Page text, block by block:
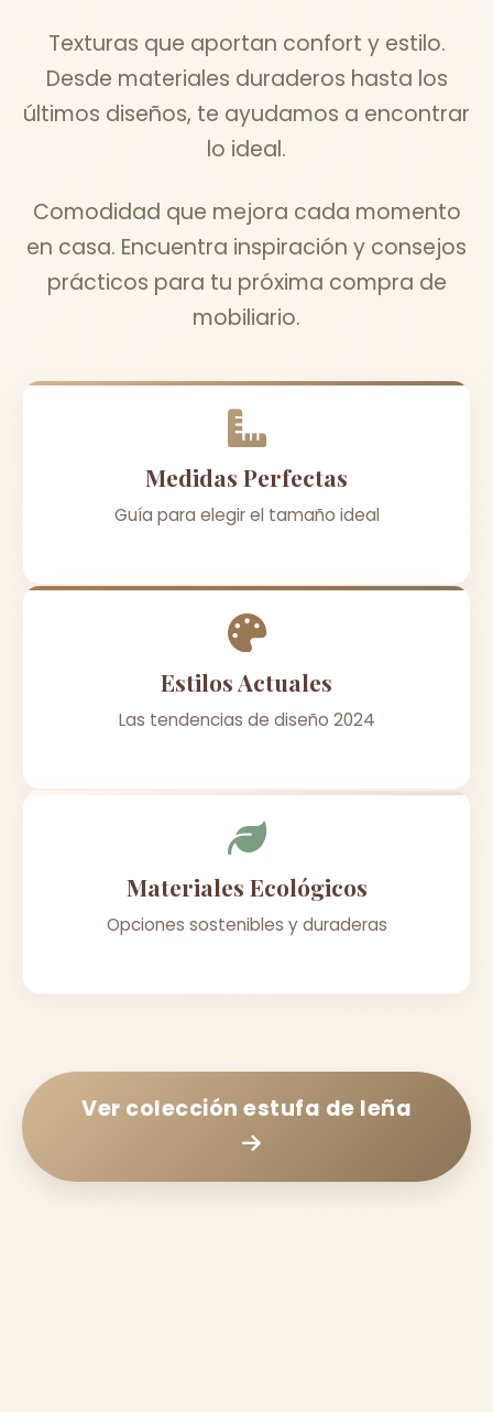
Texturas que aportan confort y estilo.
Desde materiales duraderos hasta los
últimos diseños, te ayudamos a encontrar
lo ideal.
Comodidad que mejora cada momento
en casa. Encuentra inspiración y consejos
prácticos para tu próxima compra de
mobiliario.
Medidas Perfectas
Guía para elegir el tamaño ideal
Estilos Actuales
Las tendencias de diseño 2024
Materiales Ecológicos
Opciones sostenibles y duraderas
Ver colección estufa de leña